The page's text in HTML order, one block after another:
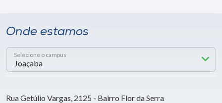
Onde estamos
Selecione o campus
Rua Getúlio Vargas, 2125 - Bairro Flor da Serra